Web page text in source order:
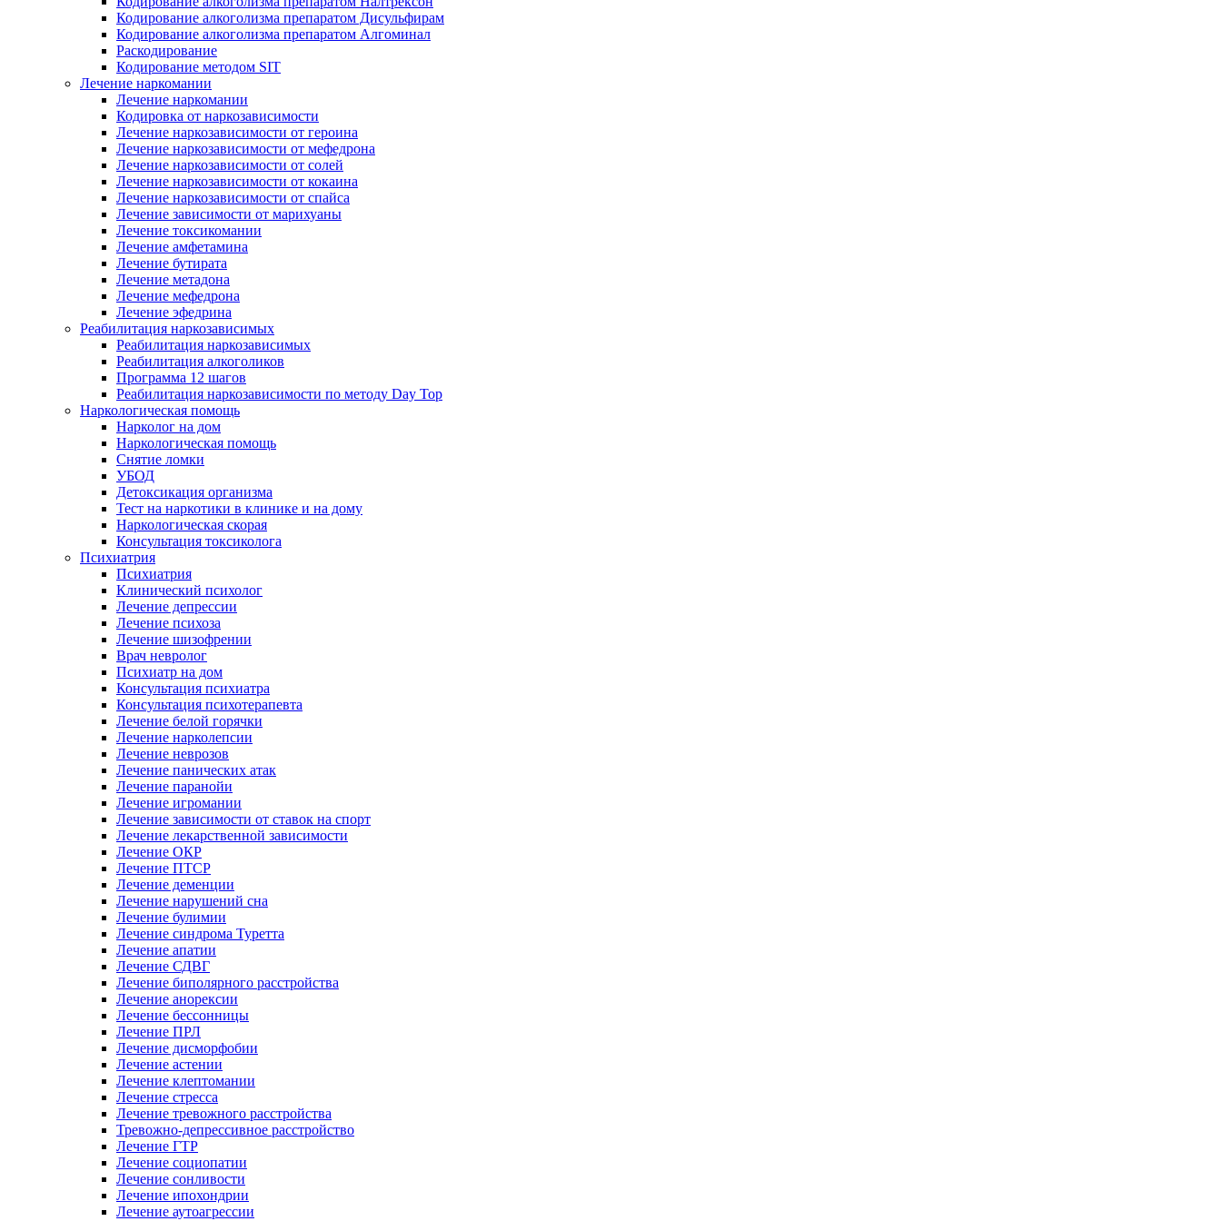
Кодирование алкоголизма препаратом Дисульфирам
Кодирование алкоголизма препаратом Алгоминал
Раскодирование
Кодирование методом SIT
Лечение наркомании
Лечение наркомании
Кодировка от наркозависимости
Лечение наркозависимости от героина
Лечение наркозависимости от мефедрона
Лечение наркозависимости от солей
Лечение наркозависимости от кокаина
Лечение наркозависимости от спайса
Лечение зависимости от марихуаны
Лечение токсикомании
Лечение амфетамина
Лечение бутирата
Лечение метадона
Лечение мефедрона
Лечение эфедрина
Реабилитация наркозависимых
Реабилитация наркозависимых
Реабилитация алкоголиков
Программа 12 шагов
Реабилитация наркозависимости по методу Day Top
Наркологическая помощь
Нарколог на дом
Наркологическая помощь
Снятие ломки
УБОД
Детоксикация организма
Тест на наркотики в клинике и на дому
Наркологическая скорая
Консультация токсиколога
Психиатрия
Психиатрия
Клинический психолог
Лечение депрессии
Лечение психоза
Лечение шизофрении
Врач невролог
Психиатр на дом
Консультация психиатра
Консультация психотерапевта
Лечение белой горячки
Лечение нарколепсии
Лечение неврозов
Лечение панических атак
Лечение паранойи
Лечение игромании
Лечение зависимости от ставок на спорт
Лечение лекарственной зависимости
Лечение ОКР
Лечение ПТСР
Лечение деменции
Лечение нарушений сна
Лечение булимии
Лечение синдрома Туретта
Лечение апатии
Лечение СДВГ
Лечение биполярного расстройства
Лечение анорексии
Лечение бессонницы
Лечение ПРЛ
Лечение дисморфобии
Лечение астении
Лечение клептомании
Лечение стресса
Лечение тревожного расстройства
Тревожно-депрессивное расстройство
Лечение ГТР
Лечение социопатии
Лечение сонливости
Лечение ипохондрии
Лечение аутоагрессии